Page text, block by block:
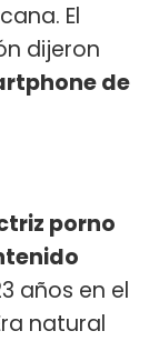
El
dijeron
de
porno
años en el
natural